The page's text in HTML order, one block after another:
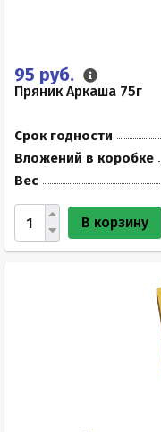
95 руб.
Пряник Аркаша 75г
Срок годности
Вложений в коробке
Вес
В корзину